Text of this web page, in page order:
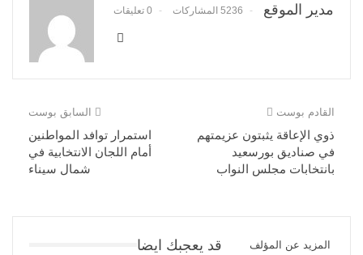
مدير الموقع 5236 المشاركات 0 تعليقات
السابق بوست
استمرار توافد المواطنين
أمام اللجان الانتخابية في
شمال سيناء
القادم بوست
ذوي الإعاقة يثبتون عزيمتهم
في صناديق بورسعيد
بانتخابات مجلس النواب
قد يعجبك ايضا المزيد عن المؤلف